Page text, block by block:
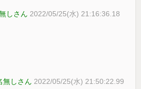
しさん 2022/05/25(水) 21:16:36.18
無しさん 2022/05/25(水) 21:50:22.99